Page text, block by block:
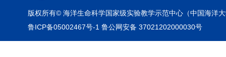
版权所有© 海洋生命科学国家级实验教学示范中心（中国海洋
鲁ICP备05002467号-1 鲁公网安备 37021202000030号